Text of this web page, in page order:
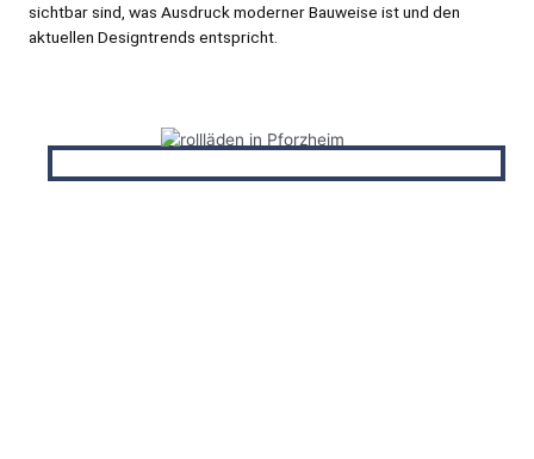
sichtbar sind, was Ausdruck moderner Bauweise ist und den
aktuellen Designtrends entspricht.